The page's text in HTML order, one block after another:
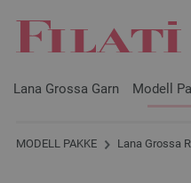
Lana Grossa Garn Modell
MODELL PAKKE Lana Grossa